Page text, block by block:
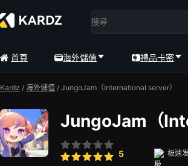
首頁 海外儲值 禮品卡密
Kardz / 海外儲值 / JungoJam（International server）
JungoJam（
5 极速